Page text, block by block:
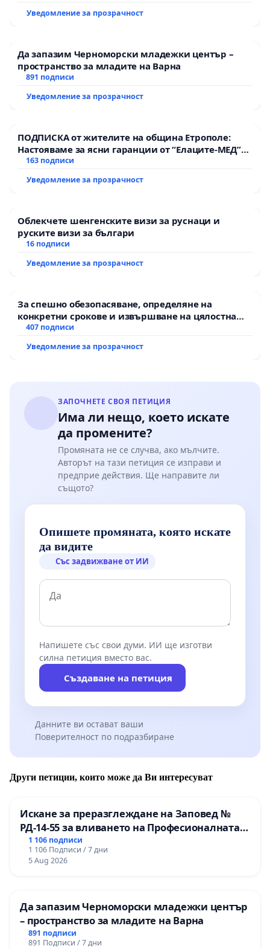
Уведомление за прозрачност
Да запазим Черноморски младежки център –
пространство за младите на Варна
891 подписи
Уведомление за прозрачност
ПОДПИСКА от жителите на община Етрополе:
Настояваме за ясни гаранции от “Елаците-МЕД”
АД и от държавата, че ще се изпълнят всички
163 подписи
Уведомление за прозрачност
Облекчете шенгенските визи за руснаци и
руските визи за българи
16 подписи
Уведомление за прозрачност
За спешно обезопасяване, определяне на
конкретни срокове и извършване на цялостна
рехабилитация на републиканския път между
Мирово - к.к. Момин проход
407 подписи
Уведомление за прозрачност
ЗАПОЧНЕТЕ СВОЯ ПЕТИЦИЯ
Има ли нещо, което искате
да промените?
Промяната не се случва, ако мълчите.
Авторът на тази петиция се изправи и
предприе действия. Ще направите ли
същото?
Опишете промяната, която искате
да видите
Със задвижване от ИИ
Напишете със свои думи. ИИ ще изготви
силна петиция вместо вас.
Създаване на петиция
Данните ви остават ваши
Поверителност по подразбиране
Други петиции, които може да Ви интересуват
Искане за преразглеждане на Заповед №
РД-14-55 за вливането на Професионалната
гимназия по промишлени технологии в
Професионалната гимназия по икономика и
мениджмънт – гр. Пазарджик
1 106 подписи
1 106 Подписи / 7 дни
5 Aug 2026
Да запазим Черноморски младежки център
– пространство за младите на Варна
891 подписи
891 Подписи / 7 дни